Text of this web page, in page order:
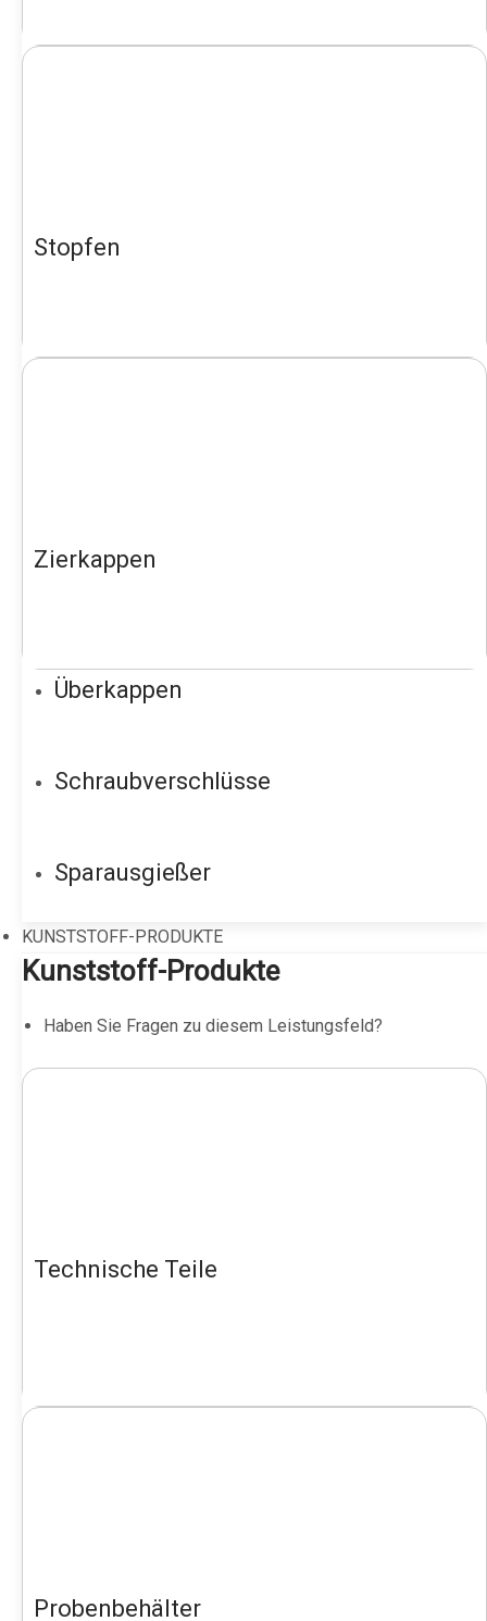
Stopfen
Zierkappen
Überkappen
Schraubverschlüsse
Sparausgießer
KUNSTSTOFF-PRODUKTE
Kunststoff-Produkte
Haben Sie Fragen zu diesem Leistungsfeld?
Technische Teile
Probenbehälter